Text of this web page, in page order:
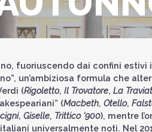
fuoriuscendo dai confini
un’ambiziosa formula che
(Rigoletto, Il Trovatore, La
(Macbeth, Otello,
, Giselle, Trittico ’900), mentre
universalmente noti. Nel